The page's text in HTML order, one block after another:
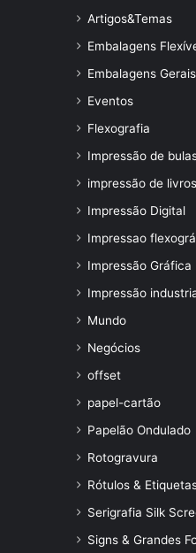
Artigos&Temas
Embalagens
Embalagens Gerais
Eventos
Flexografia
Impressão de
impressão de livros
Impressão Digital
Impressao
Impressão Gráfica
Impressão
Mundo
Negócios
offset
papel-cartão
Papelão Ondulado
Rotogravura
Rótulos &
Serigrafia Silk
Signs & Grandes